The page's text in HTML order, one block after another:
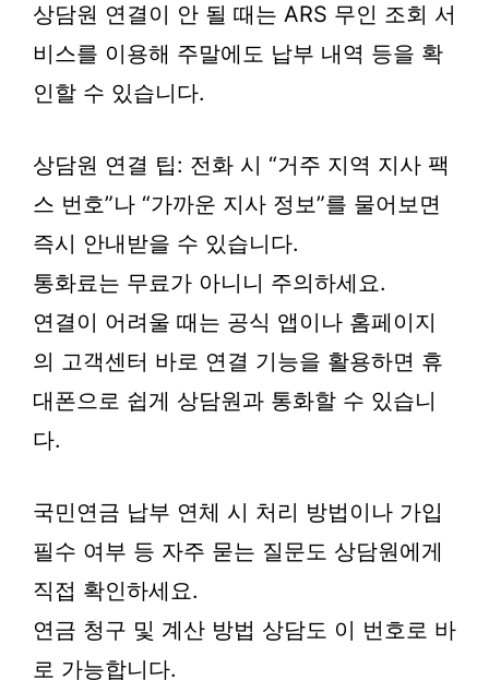
상담원 연결이 안 될 때는 ARS 무인 조회 서
비스를 이용해 주말에도 납부 내역 등을 확
인할 수 있습니다.
상담원 연결 팁: 전화 시 “거주 지역 지사 팩
스 번호”나 “가까운 지사 정보”를 물어보면
즉시 안내받을 수 있습니다.
통화료는 무료가 아니니 주의하세요.
연결이 어려울 때는 공식 앱이나 홈페이지
의 고객센터 바로 연결 기능을 활용하면 휴
대폰으로 쉽게 상담원과 통화할 수 있습니
다.
국민연금 납부 연체 시 처리 방법이나 가입
필수 여부 등 자주 묻는 질문도 상담원에게
직접 확인하세요.
연금 청구 및 계산 방법 상담도 이 번호로 바
로 가능합니다.